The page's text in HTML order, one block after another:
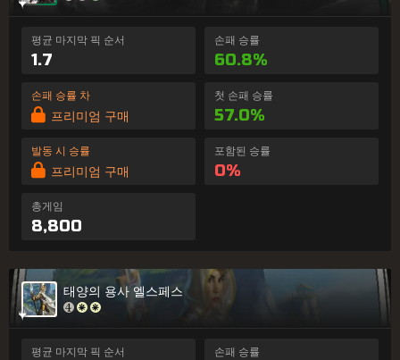
평균 마지막 픽 순서
1.7
손패 승률
60.8%
손패 승률 차
프리미엄 구매
첫 손패 승률
57.0%
발동 시 승률
프리미엄 구매
포함된 승률
0%
총게임
8,800
태양의 용사 엘스페스
평균 마지막 픽 순서 손패 승률